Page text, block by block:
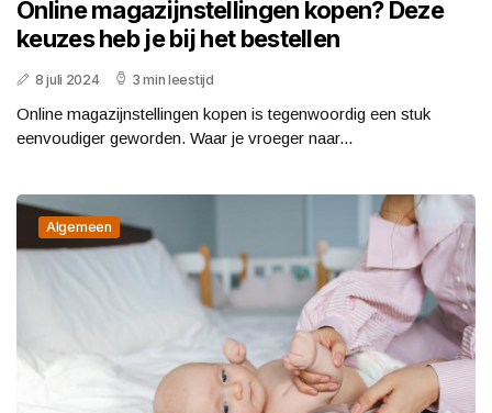
Online magazijnstellingen kopen? Deze
keuzes heb je bij het bestellen
8 juli 2024 3 min leestijd
Online magazijnstellingen kopen is tegenwoordig een stuk
eenvoudiger geworden. Waar je vroeger naar...
Algemeen